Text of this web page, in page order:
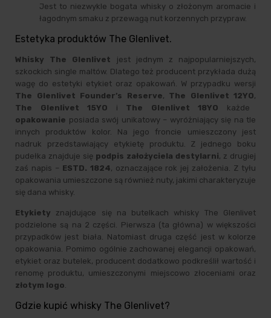
Jest to niezwykle bogata whisky o złożonym aromacie i
łagodnym smaku z przewagą nut korzennych przypraw.
Estetyka produktów The Glenlivet.
Whisky The Glenlivet jest jednym z najpopularniejszych,
szkockich single maltów. Dlatego też producent przykłada dużą
wagę do estetyki etykiet oraz opakowań. W przypadku wersji
The Glenlivet Founder’s Reserve, The Glenlivet 12YO,
The Glenlivet 15YO i The Glenlivet 18YO każde
opakowanie posiada swój unikatowy – wyróżniający się na tle
innych produktów kolor. Na jego froncie umieszczony jest
nadruk przedstawiający etykietę produktu. Z jednego boku
pudełka znajduje się podpis założyciela destylarni, z drugiej
zaś napis – ESTD. 1824, oznaczające rok jej założenia. Z tyłu
opakowania umieszczone są również nuty, jakimi charakteryzuje
się dana whisky.
Etykiety znajdujące się na butelkach whisky The Glenlivet
podzielone są na 2 części. Pierwsza (ta główna) w większości
przypadków jest biała. Natomiast druga część jest w kolorze
opakowania. Pomimo ogólnie zachowanej elegancji opakowań,
etykiet oraz butelek, producent dodatkowo podkreślił wartość i
renomę produktu, umieszczonymi miejscowo złoceniami oraz
złotym logo.
Gdzie kupić whisky The Glenlivet?